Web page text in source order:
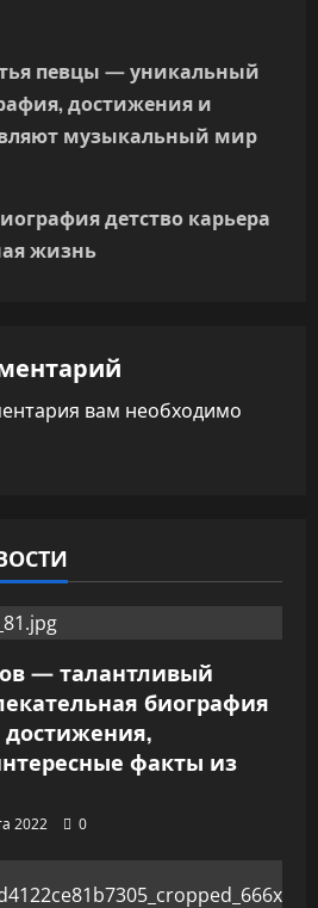
певцы — уникальный
достижения и
музыкальный мир
детство карьера
жизнь
вам необходимо
— талантливый
биография
факты из
2022 0